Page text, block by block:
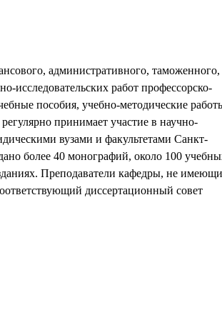
административного, таможенного,
исследовательских работ профессорско-
пособия, учебно-методические
принимает участие в научно-
вузами и факультетами Санкт-
более 40 монографий, около 100
Преподаватели кафедры, не
диссертационный совет